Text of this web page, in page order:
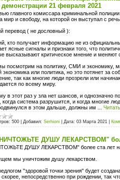
демонстрации 21 февраля 2021
главного комиссара криминальной
мир и свободу, на которой он выступал с
перевод ( не дословный ):
кто получает информацию не из
ясные сигналы и признаки того, что
высказывают критическое мнение и
посмотрим на политику, СМИ и экономику,
экономика или политика, но это потянет за
так как многие люди прозрели или
по всему миру.
в этот раз у зла нет шансов, и однозначно
когда система разрушится, и когда многие
в этом дальше, должны им
500 Добавил: Serhioni Дата: 03 Марта 2021
ДУШУ ЛЕКАРСТВОМ"
ДУШУ ЛЕКАРСТВОМ" более ста лет
мы уничтожим душу лекарством.
"здоровой точки зрения" будет
непосредственно при рождении, так